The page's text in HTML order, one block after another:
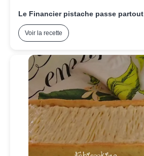
Le Financier pistache passe partout
Voir la recette